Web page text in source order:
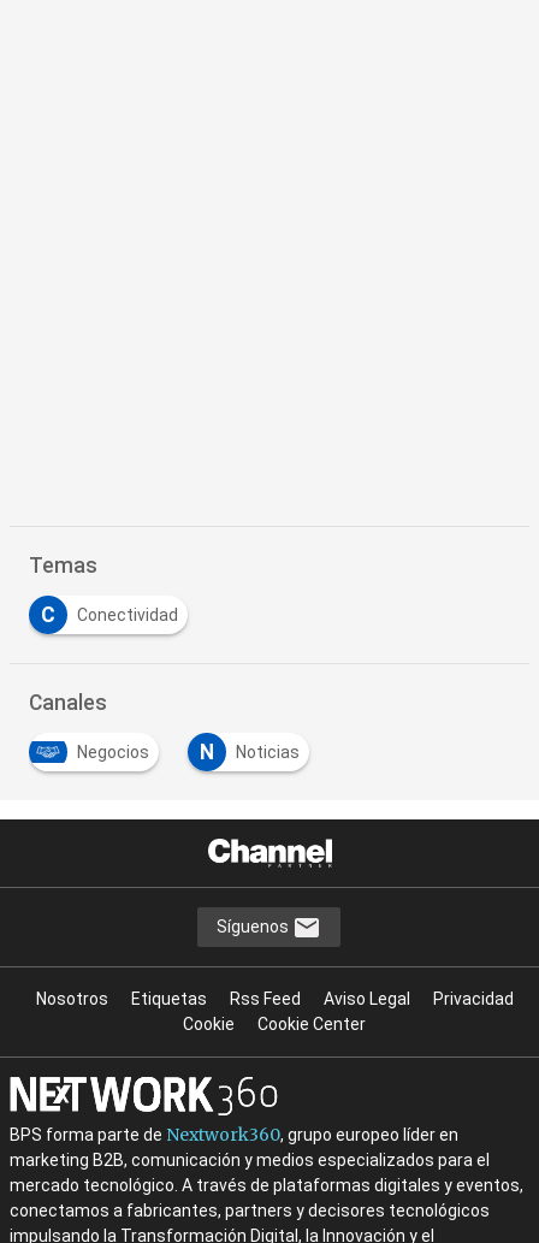
Temas
C Conectividad
Canales
Negocios N Noticias
Síguenos
Nosotros Etiquetas Rss Feed Aviso Legal
Privacidad
Cookie
Cookie Center
BPS forma parte de Nextwork360, grupo europeo líder en
marketing B2B, comunicación y medios especializados para el
mercado tecnológico. A través de plataformas digitales y eventos,
conectamos a fabricantes, partners y decisores tecnológicos
impulsando la Transformación Digital, la Innovación y el